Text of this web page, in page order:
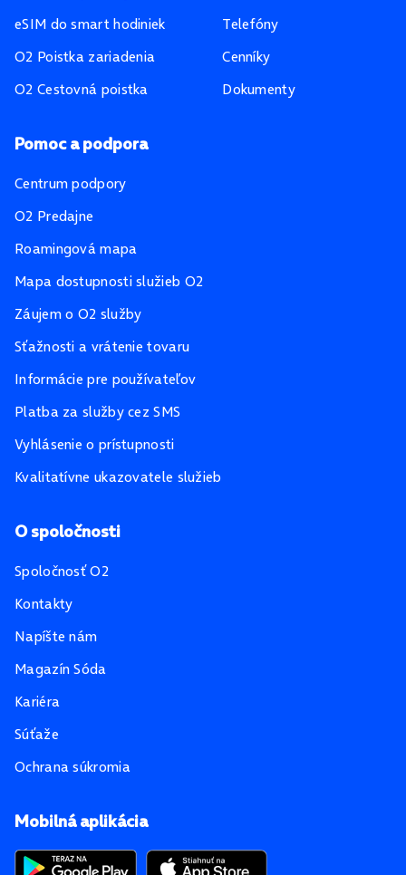
Mobilná aplikácia
eSIM do smart hodiniek
O2 Poistka zariadenia
O2 Cestovná poistka
Telefóny
Cenníky
Dokumenty
Pomoc a podpora
Centrum podpory
O2 Predajne
Roamingová mapa
Mapa dostupnosti služieb O2
Záujem o O2 služby
Sťažnosti a vrátenie tovaru
Informácie pre používateľov
Platba za služby cez SMS
Vyhlásenie o prístupnosti
Kvalitatívne ukazovatele služieb
O spoločnosti
Spoločnosť O2
Kontakty
Napíšte nám
Magazín Sóda
Kariéra
Súťaže
Ochrana súkromia